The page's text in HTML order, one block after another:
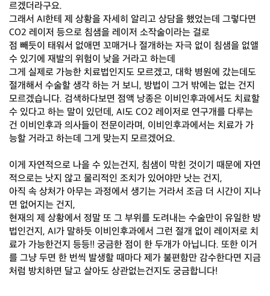
르겠더라구요.
그래서 AI한테 제 상황을 자세히 알리고 상담을 했었는데 그렇다면
CO2 레이저 등으로 침샘을 레이저 소작술이라는 걸로
점 빼듯이 태워서 없애면 꼬매거나 절개하는 자극 없이 침샘을 없앨
수 있기에 재발의 위험이 낮을 거라고 하는데
그게 실제로 가능한 치료법인지도 모르겠고, 대학 병원에 갔는데도
절개해서 수술할 생각 하는 거 보니, 방법이 그거 밖에는 없는 건지
모르겠습니다. 검색하다보면 점액 낭종은 이비인후과에서도 치료할
수 있다고 하는 말이 있던데, AI도 CO2 레이저로 연구개를 다루는
건 이비인후과 의사들이 전문이라며, 이비인후과에서는 치료가 가
능할 거라고 하는데 그게 맞는지 모르겠어요.
이게 자연적으로 나을 수 있는건지, 침샘이 막힌 것이기 때문에 자연
적으로는 낫지 않고 물리적인 조치가 있어야만 낫는 건지,
아직 속 상처가 아무는 과정에서 생기는 거라서 조금 더 시간이 지나
면 없어지는 건지,
현재의 제 상황에서 정말 또 그 부위를 도려내는 수술만이 유일한 방
법인건지, AI가 말하듯 이비인후과에서 그런 절개 없이 레이저로 치
료가 가능한건지 등등!! 궁금한 점이 한 두개가 아닙니다. 또한 이거
를 그냥 두면 한 번씩 발생할 때마다 제가 불편함만 감수한다면 지금
처럼 방치하면 달고 살아도 상관없는건지도 궁금합니다!